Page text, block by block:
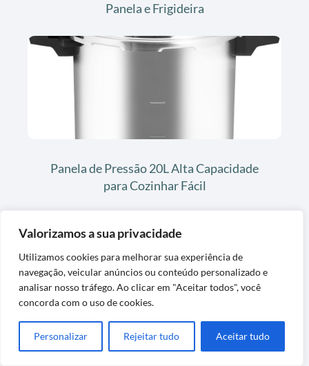
Valorizamos a sua privacidade
Utilizamos cookies para melhorar sua experiência de
navegação, veicular anúncios ou conteúdo personalizado e
analisar nosso tráfego. Ao clicar em "Aceitar todos", você
concorda com o uso de cookies.
Personalizar Rejeitar tudo Aceitar tudo
Panela e Frigideira
Panela de Pressão 20L Alta Capacidade
para Cozinhar Fácil
Panela de Cozimento a Vapor 5L